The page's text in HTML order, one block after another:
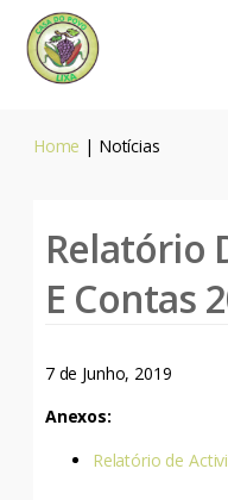
Home | Notícias
Relatório
E Contas
7 de Junho, 2019
Anexos:
Relatório de